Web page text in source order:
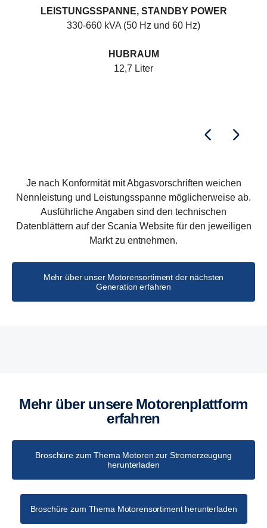
LEISTUNGSSPANNE, STANDBY POWER
330-660 kVA (50 Hz und 60 Hz)
HUBRAUM
12,7 Liter
Je nach Konformität mit Abgasvorschriften weichen
Nennleistung und Leistungsspanne möglicherweise ab.
Ausführliche Angaben sind den technischen
Datenblättern auf der Scania Website für den jeweiligen
Markt zu entnehmen.
Mehr über unser Motorensortiment der nächsten
Generation erfahren
Mehr über unsere Motoren­platt­form
erfahren
Broschüre zum Thema Motoren zur Stromerzeugung
herunterladen
Broschüre zum Thema Motorensortiment herunterladen